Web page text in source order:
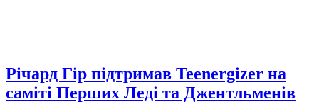
Річард Гір підтримав Teenergizer на
саміті Перших Леді та Джентльменів